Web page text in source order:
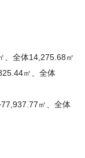
、全体14,275.68㎡
㎡、全体
77,937.77㎡、全体